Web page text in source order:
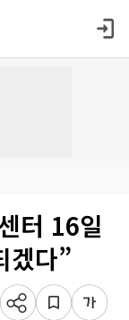
터 16일
겠다”